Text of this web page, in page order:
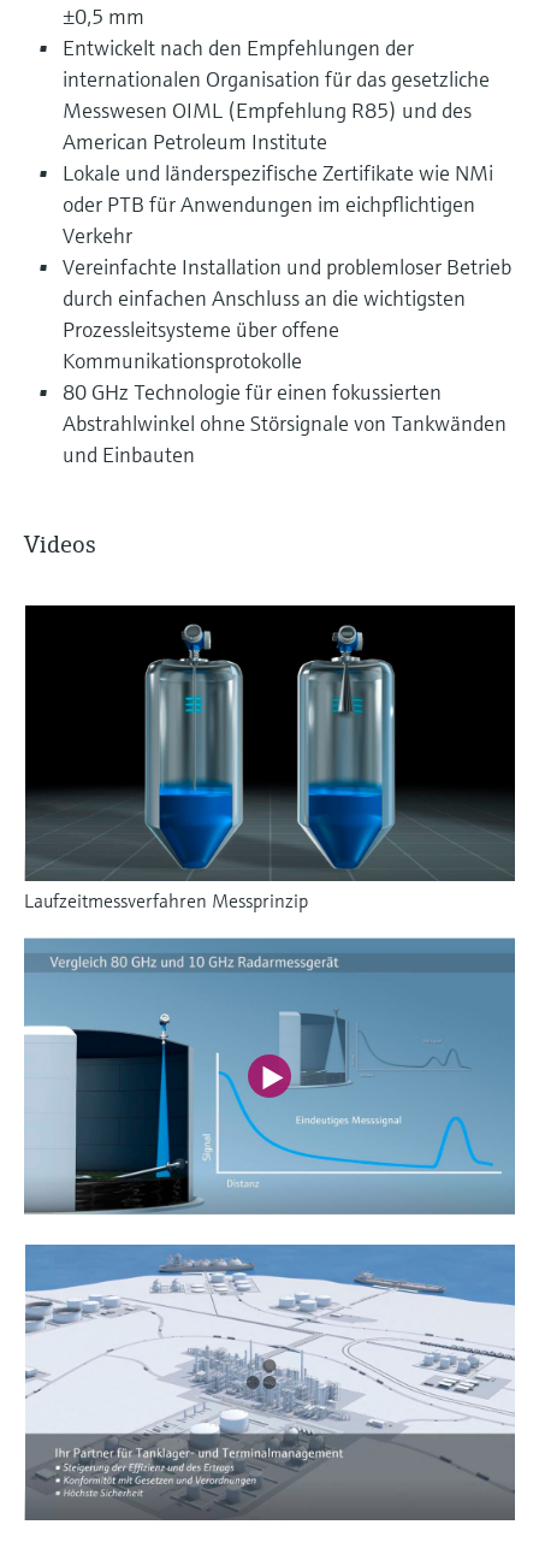
±0,5 mm
Entwickelt nach den Empfehlungen der
internationalen Organisation für das gesetzliche
Messwesen OIML (Empfehlung R85) und des
American Petroleum Institute
Lokale und länderspezifische Zertifikate wie NMi
oder PTB für Anwendungen im eichpflichtigen
Verkehr
Vereinfachte Installation und problemloser Betrieb
durch einfachen Anschluss an die wichtigsten
Prozessleitsysteme über offene
Kommunikationsprotokolle
80 GHz Technologie für einen fokussierten
Abstrahlwinkel ohne Störsignale von Tankwänden
und Einbauten
Videos
Laufzeitmessverfahren Messprinzip